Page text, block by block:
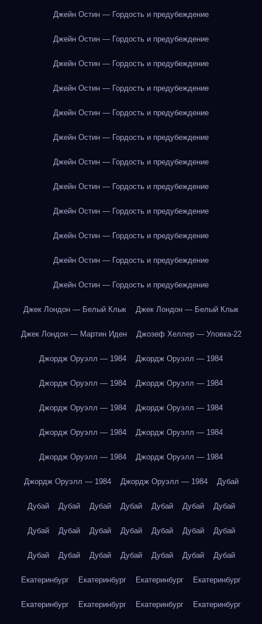
Джейн Остин — Гордость и предубеждение
Джейн Остин — Гордость и предубеждение
Джейн Остин — Гордость и предубеждение
Джейн Остин — Гордость и предубеждение
Джейн Остин — Гордость и предубеждение
Джейн Остин — Гордость и предубеждение
Джейн Остин — Гордость и предубеждение
Джейн Остин — Гордость и предубеждение
Джейн Остин — Гордость и предубеждение
Джейн Остин — Гордость и предубеждение
Джейн Остин — Гордость и предубеждение
Джейн Остин — Гордость и предубеждение
Джек Лондон — Белый Клык Джек Лондон — Белый Клык
Джек Лондон — Мартин Иден Джозеф Хеллер — Уловка-22
Джордж Оруэлл — 1984 Джордж Оруэлл — 1984
Джордж Оруэлл — 1984 Джордж Оруэлл — 1984
Джордж Оруэлл — 1984 Джордж Оруэлл — 1984
Джордж Оруэлл — 1984 Джордж Оруэлл — 1984
Джордж Оруэлл — 1984 Джордж Оруэлл — 1984
Джордж Оруэлл — 1984 Джордж Оруэлл — 1984 Дубай
Дубай Дубай Дубай Дубай Дубай Дубай Дубай
Дубай Дубай Дубай Дубай Дубай Дубай Дубай
Дубай Дубай Дубай Дубай Дубай Дубай Дубай
Екатеринбург Екатеринбург Екатеринбург Екатеринбург
Екатеринбург Екатеринбург Екатеринбург Екатеринбург